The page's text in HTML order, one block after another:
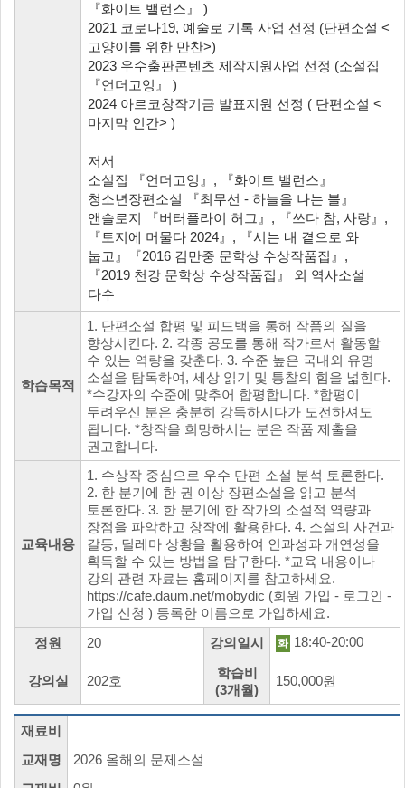
『화이트 밸런스』 )
2021 코로나19, 예술로 기록 사업 선정 (단편소설 <
고양이를 위한 만찬>)
2023 우수출판콘텐츠 제작지원사업 선정 (소설집
『언더고잉』 )
2024 아르코창작기금 발표지원 선정 ( 단편소설 <
마지막 인간> )
저서
소설집 『언더고잉』, 『화이트 밸런스』
청소년장편소설 『최무선 - 하늘을 나는 불』
앤솔로지 『버터플라이 허그』, 『쓰다 참, 사랑』,
『토지에 머물다 2024』, 『시는 내 곁으로 와
눕고』『2016 김만중 문학상 수상작품집』,
『2019 천강 문학상 수상작품집』 외 역사소설
다수
학습목적
1. 단편소설 합평 및 피드백을 통해 작품의 질을
향상시킨다. 2. 각종 공모를 통해 작가로서 활동할
수 있는 역량을 갖춘다. 3. 수준 높은 국내외 유명
소설을 탐독하여, 세상 읽기 및 통찰의 힘을 넓힌다.
*수강자의 수준에 맞추어 합평합니다. *합평이
두려우신 분은 충분히 강독하시다가 도전하셔도
됩니다. *창작을 희망하시는 분은 작품 제출을
권고합니다.
교육내용
1. 수상작 중심으로 우수 단편 소설 분석 토론한다.
2. 한 분기에 한 권 이상 장편소설을 읽고 분석
토론한다. 3. 한 분기에 한 작가의 소설적 역량과
장점을 파악하고 창작에 활용한다. 4. 소설의 사건과
갈등, 딜레마 상황을 활용하여 인과성과 개연성을
획득할 수 있는 방법을 탐구한다. *교육 내용이나
강의 관련 자료는 홈페이지를 참고하세요.
https://cafe.daum.net/mobydic (회원 가입 - 로그인 -
가입 신청 ) 등록한 이름으로 가입하세요.
정원
20 강의일시 화 18:40-20:00
강의실 202호
학습비
(3개월)
150,000원
재료비
교재명
2026 올해의 문제소설